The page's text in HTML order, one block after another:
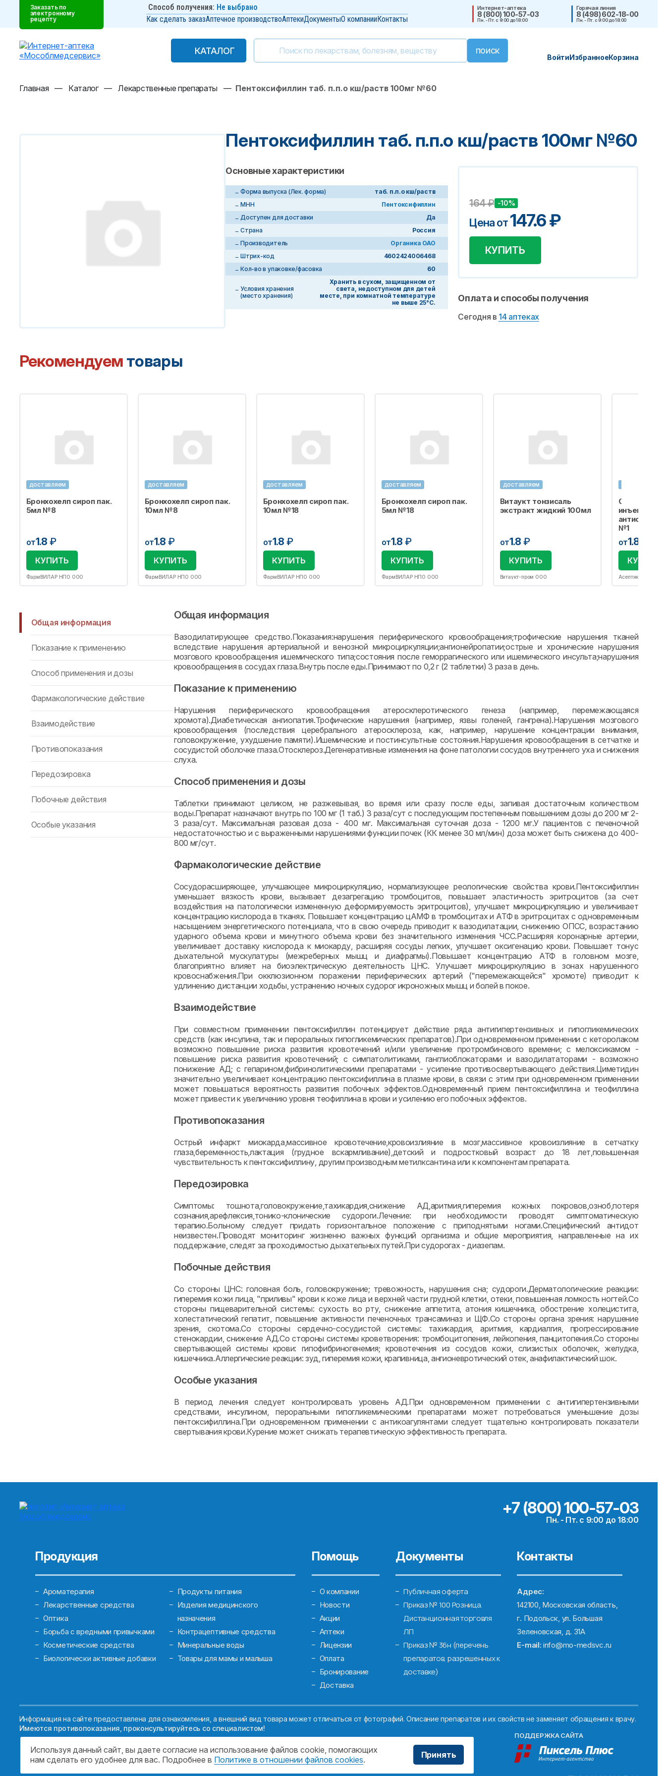
Заказать по
электронному
рецепту
Способ получения: Не выбрано
Как сделать заказАптечное производствоАптекиДокументыО компанииКонтакты
Интернет-аптека
8 (800) 100-57-03
Пн. - Пт. с 9:00 до 18:00
Горячая линия
8 (498) 602-18-00
Пн. - Пт. с 9:00 до 18:00
КАТАЛОГ
КАТАЛОГ
ВойтиИзбранноеКорзина
Главная — Каталог — Лекарственные препараты — Пентоксифиллин таб. п.п.о кш/раств 100мг №60
Пентоксифиллин таб. п.п.о кш/раств 100мг №60
Основные характеристики
Форма выпуска (Лек. форма)
таб. п.п.о кш/раств
МНН
Пентоксифиллин
Доступен для доставки
Да
Страна
Россия
Производитель
Органика ОАО
Штрих-код
4602424006468
Кол-во в упаковке/фасовка
60
Условия хранения
(место хранения)
Хранить в сухом, защищенном от
света, недоступном для детей
месте, при комнатной температуре
не выше 25°С.
164₽ -10%
Цена от147.6₽
КУПИТЬ
Оплата и способы получения
Сегодня в 14 аптеках
Рекомендуем товары
доставляем
Бронхохелп сироп пак.
5мл №8
от1.8 ₽
КУПИТЬ
ФармВИЛАР НПО ООО
доставляем
Бронхохелп сироп пак.
10мл №8
от1.8 ₽
КУПИТЬ
ФармВИЛАР НПО ООО
доставляем
Бронхохелп сироп пак.
10мл №18
от1.8 ₽
КУПИТЬ
ФармВИЛАР НПО ООО
доставляем
Бронхохелп сироп пак.
5мл №18
от1.8 ₽
КУПИТЬ
ФармВИЛАР НПО ООО
доставляем
Витаукт тонзисаль
экстракт жидкий 100мл
от1.8 ₽
КУПИТЬ
Витаукт-пром ООО
Салфетка
инъекций
№1
от1.8
КУПИТЬ
Асептика М.К.
Общая информация
Показание к применению
Способ применения и дозы
Фармакологические действие
Взаимодействие
Противопоказания
Передозировка
Побочные действия
Особые указания
Общая информация
Вазодилатирующее средство.Показания:нарушения периферического кровообращения;трофические нарушения тканей
вследствие нарушения артериальной и венозной микроциркуляции;ангионейропатии;острые и хронические нарушения
мозгового кровообращения ишемического типа;состояния после геморрагического или ишемического инсульта;нарушения
кровообращения в сосудах глаза.Внутрь после еды.Принимают по 0,2 г (2 таблетки) 3 раза в день.
Показание к применению
Нарушения периферического кровообращения атеросклеротического генеза (например, перемежающаяся
хромота).Диабетическая ангиопатия.Трофические нарушения (например, язвы голеней, гангрена).Нарушения мозгового
кровообращения (последствия церебрального атеросклероза, как, например, нарушение концентрации внимания,
головокружение, ухудшение памяти).Ишемические и постинсультные состояния.Нарушения кровообращения в сетчатке и
сосудистой оболочке глаза.Отосклероз.Дегенеративные изменения на фоне патологии сосудов внутреннего уха и снижения
слуха.
Способ применения и дозы
Таблетки принимают целиком, не разжевывая, во время или сразу после еды, запивая достаточным количеством
воды.Препарат назначают внутрь по 100 мг (1 таб.) 3 раза/сут с последующим постепенным повышением дозы до 200 мг 2-
3 раза/сут. Максимальная разовая доза - 400 мг. Максимальная суточная доза - 1200 мг.У пациентов с печеночной
недостаточностью и с выраженными нарушениями функции почек (КК менее 30 мл/мин) доза может быть снижена до 400-
800 мг/сут.
Фармакологические действие
Сосудорасширяющее, улучшающее микроциркуляцию, нормализующее реологические свойства крови.Пентоксифиллин
уменьшает вязкость крови, вызывает дезагрегацию тромбоцитов, повышает эластичность эритроцитов (за счет
воздействия на патологически измененную деформируемость эритроцитов), улучшает микроциркуляцию и увеличивает
концентрацию кислорода в тканях. Повышает концентрацию цАМФ в тромбоцитах и АТФ в эритроцитах с одновременным
насыщением энергетического потенциала, что в свою очередь приводит к вазодилатации, снижению ОПСС, возрастанию
ударного объема крови и минутного объема крови без значительного изменения ЧСС.Расширяя коронарные артерии,
увеличивает доставку кислорода к миокарду, расширяя сосуды легких, улучшает оксигенацию крови. Повышает тонус
дыхательной мускулатуры (межреберных мышц и диафрагмы).Повышает концентрацию АТФ в головном мозге,
благоприятно влияет на биоэлектрическую деятельность ЦНС. Улучшает микроциркуляцию в зонах нарушенного
кровоснабжения.При окклюзионном поражении периферических артерий ("перемежающейся" хромоте) приводит к
удлинению дистанции ходьбы, устранению ночных судорог икроножных мышц и болей в покое.
Взаимодействие
При совместном применении пентоксифиллин потенцирует действие ряда антигипертензивных и гипогликемических
средств (как инсулина, так и пероральных гипогликемических препаратов).При одновременном применении с кеторолаком
возможно повышение риска развития кровотечений и/или увеличение протромбинового времени; с мелоксикамом -
повышение риска развития кровотечений; с симпатолитиками, ганглиоблокаторами и вазодилататорами - возможно
понижение АД; с гепарином,фибринолитическими препаратами - усиление противосвертывающего действия.Циметидин
значительно увеличивает концентрацию пентоксифиллина в плазме крови, в связи с этим при одновременном применении
может повышаться вероятность развития побочных эффектов.Одновременный прием пентоксифиллина и теофиллина
может привести к увеличению уровня теофиллина в крови и усилению его побочных эффектов.
Противопоказания
Острый инфаркт миокарда,массивное кровотечение,кровоизлияние в мозг,массивное кровоизлияние в сетчатку
глаза,беременность,лактация (грудное вскармливание),детский и подростковый возраст до 18 лет,повышенная
чувствительность к пентоксифиллину, другим производным метилксантина или к компонентам препарата.
Передозировка
Cимптомы: тошнота,головокружение,тахикардия,снижение АД,аритмия,гиперемия кожных покровов,озноб,потеря
сознания,арефлексия,тонико-клонические судороги.Лечение: при необходимости проводят симптоматическую
терапию.Больному следует придать горизонтальное положение с приподнятыми ногами.Специфический антидот
неизвестен.Проводят мониторинг жизненно важных функций организма и общие мероприятия, направленные на их
поддержание, следят за проходимостью дыхательных путей.При судорогах - диазепам.
Побочные действия
Со стороны ЦНС: головная боль, головокружение; тревожность, нарушения сна; судороги.Дерматологические реакции:
гиперемия кожи лица, "приливы" крови к коже лица и верхней части грудной клетки, отеки, повышенная ломкость ногтей.Со
стороны пищеварительной системы: сухость во рту, снижение аппетита, атония кишечника, обострение холецистита,
холестатический гепатит, повышение активности печеночных трансаминаз и ЩФ.Со стороны органа зрения: нарушение
зрения, скотома.Со стороны сердечно-сосудистой системы: тахикардия, аритмия, кардиалгия, прогрессирование
стенокардии, снижение АД.Со стороны системы кроветворения: тромбоцитопения, лейкопения, панцитопения.Со стороны
свертывающей системы крови: гипофибриногенемия; кровотечения из сосудов кожи, слизистых оболочек, желудка,
кишечника.Аллергические реакции: зуд, гиперемия кожи, крапивница, ангионевротический отек, анафилактический шок.
Особые указания
В период лечения следует контролировать уровень АД.При одновременном применении с антигипертензивными
средствами, инсулином, пероральными гипогликемическими препаратами может потребоваться уменьшение дозы
пентоксифиллина.При одновременном применении с антикоагулянтами следует тщательно контролировать показатели
свертывания крови.Курение может снижать терапевтическую эффективность препарата.
+7 (800) 100-57-03
Пн. - Пт. с 9:00 до 18:00
Продукция
Ароматерапия
Лекарственные средства
Оптика
Борьба с вредными привычками
Косметические средства
Биологически активные добавки
Продукты питания
Изделия медицинского
назначения
Контрацептивные средства
Минеральные воды
Товары для мамы и малыша
Помощь
О компании
Новости
Акции
Аптеки
Лицензии
Оплата
Бронирование
Доставка
Документы
Публичная оферта
Приказ № 100 Розница.
Дистанционная торговля
ЛП
Приказ № 36н (перечень
препаратов, разрешенных к
доставке)
Контакты
Адрес:
142100, Московская область,
г. Подольск, ул. Большая
Зеленовская, д. 31А
E-mail: info@mo-medsvc.ru
Информация на сайте предоставлена для ознакомления, а внешний вид товара может отличаться от фотографий. Описание препаратов и их свойств не заменяет обращения к врачу.
Имеются противопоказания, проконсультируйтесь со специалистом!
© 2026. ГОСУДАРСТВЕННОЕ БЮДЖЕТНОЕ УЧРЕЖДЕНИЕ МОСКОВСКОЙ ОБЛАСТИ "МОСОБЛМЕДСЕРВИС"
ПОДДЕРЖКА САЙТА
Используя данный сайт, вы даете согласие на использование файлов cookie, помогающих
нам сделать его удобнее для вас. Подробнее в Политике в отношении файлов cookies. Принять